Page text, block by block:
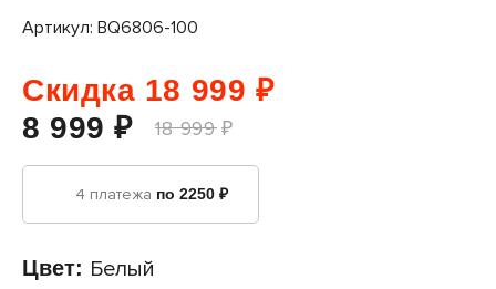
Артикул: BQ6806-100
Скидка 18 999 ₽
8 999 ₽
18 999 ₽
4 платежа по 2250 ₽
Цвет: Белый